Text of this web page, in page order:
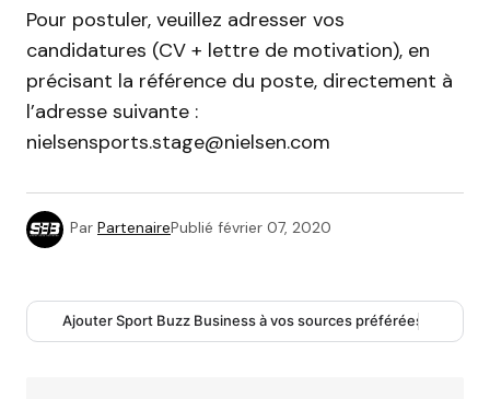
Pour postuler, veuillez adresser vos
candidatures (CV + lettre de motivation), en
précisant la référence du poste, directement à
l’adresse suivante :
nielsensports.stage@nielsen.com
Par PartenairePublié février 07, 2020
Ajouter Sport Buzz Business à vos sources préférées